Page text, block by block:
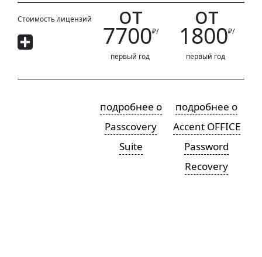
Стоимость лицензий от
7700₽/
первый год
от
1800₽/
первый год
подробнее о
Passcovery
Suite
подробнее о
Accent OFFICE
Password
Recovery